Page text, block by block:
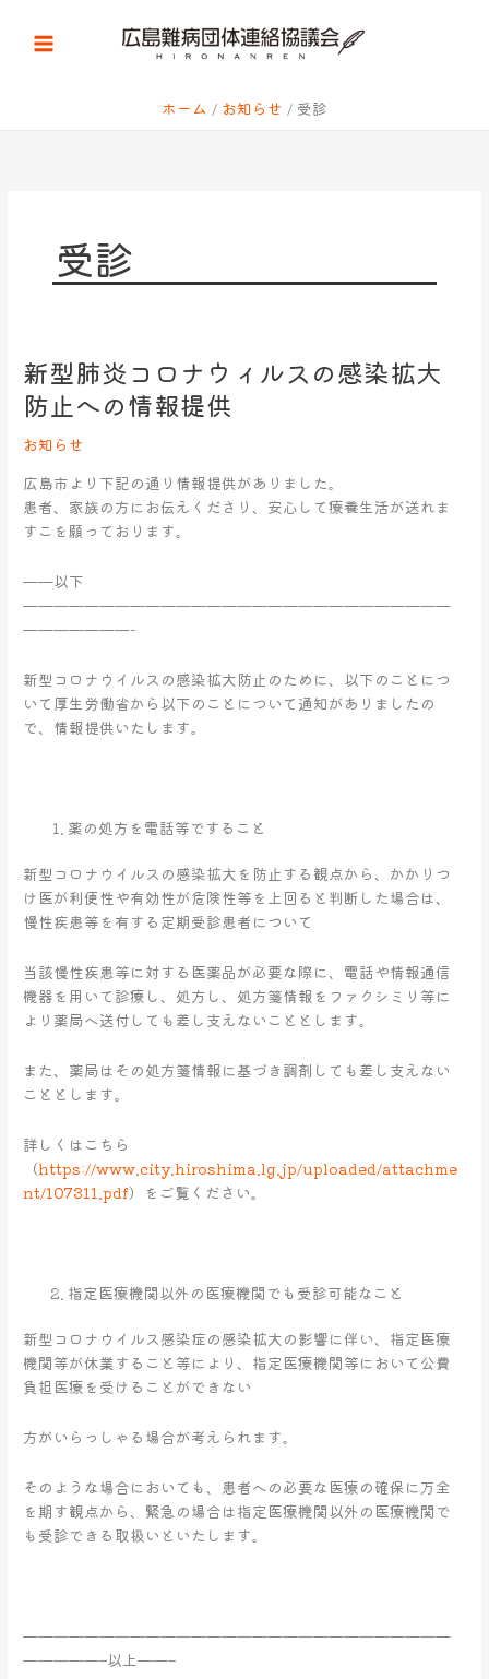
ホーム お知らせ 受診
受診
新型肺炎コロナウィルスの感染拡大
防止への情報提供
お知らせ
広島市より下記の通り情報提供がありました。
患者、家族の方にお伝えくださり、安心して療養生活が送れま
すこを願っております。
——以下
————————————————————————————
———————-
新型コロナウイルスの感染拡大防止のために、以下のことにつ
いて厚生労働省から以下のことについて通知がありましたの
で、情報提供いたします。
薬の処方を電話等ですること
新型コロナウイルスの感染拡大を防止する観点から、かかりつ
け医が利便性や有効性が危険性等を上回ると判断した場合は、
慢性疾患等を有する定期受診患者について
当該慢性疾患等に対する医薬品が必要な際に、電話や情報通信
機器を用いて診療し、処方し、処方箋情報をファクシミリ等に
より薬局へ送付しても差し支えないこととします。
また、薬局はその処方箋情報に基づき調剤しても差し支えない
こととします。
詳しくはこちら
（https://www.city.hiroshima.lg.jp/uploaded/attachme
nt/107311.pdf）をご覧ください。
指定医療機関以外の医療機関でも受診可能なこと
新型コロナウイルス感染症の感染拡大の影響に伴い、指定医療
機関等が休業すること等により、指定医療機関等において公費
負担医療を受けることができない
方がいらっしゃる場合が考えられます。
そのような場合においても、患者への必要な医療の確保に万全
を期す観点から、緊急の場合は指定医療機関以外の医療機関で
も受診できる取扱いといたします。
————————————————————————————
—————–以上——–
新
型
肺
炎
ロ
ナ
ウ
ル
ス
の
染
拡
大
報
提
供